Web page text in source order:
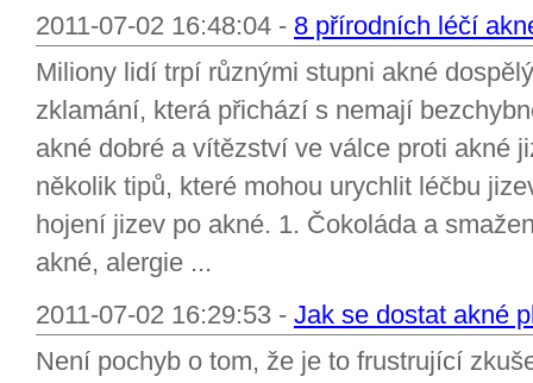
2011-07-02 16:48:04 - 8 přírodních léčí
Miliony lidí trpí různými stupni akné
zklamání, která přichází s nemají
akné dobré a vítězství ve válce proti akné
několik tipů, které mohou urychlit léčbu
hojení jizev po akné. 1. Čokoláda a
akné, alergie ...
2011-07-02 16:29:53 - Jak se dostat akné
Není pochyb o tom, že je to frustrující